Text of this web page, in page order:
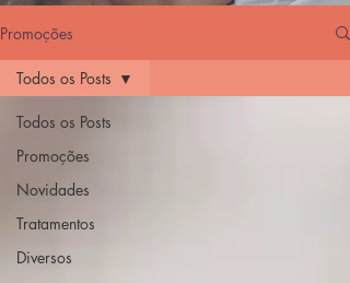
Promoções
Todos os Posts
Promoções
Novidades
Tratamentos
Diversos
Todos os Posts